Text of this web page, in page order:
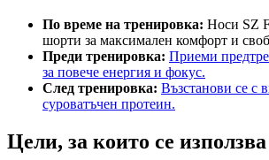
По време на тренировка: Носи SZ
шорти за максимален комфорт и
Преди тренировка: Приеми
за повече енергия и фокус.
След тренировка: Възстанови се с
суроватъчен протеин.
Цели, за които се